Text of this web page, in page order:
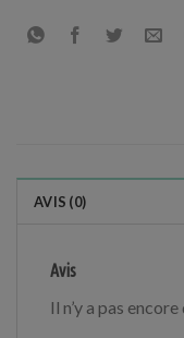
AVIS (0)
Avis
Il n’y a pas encore